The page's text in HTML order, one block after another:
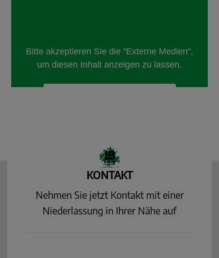
KONTAKT
Nehmen Sie jetzt Kontakt mit einer
Niederlassung in Ihrer Nähe auf